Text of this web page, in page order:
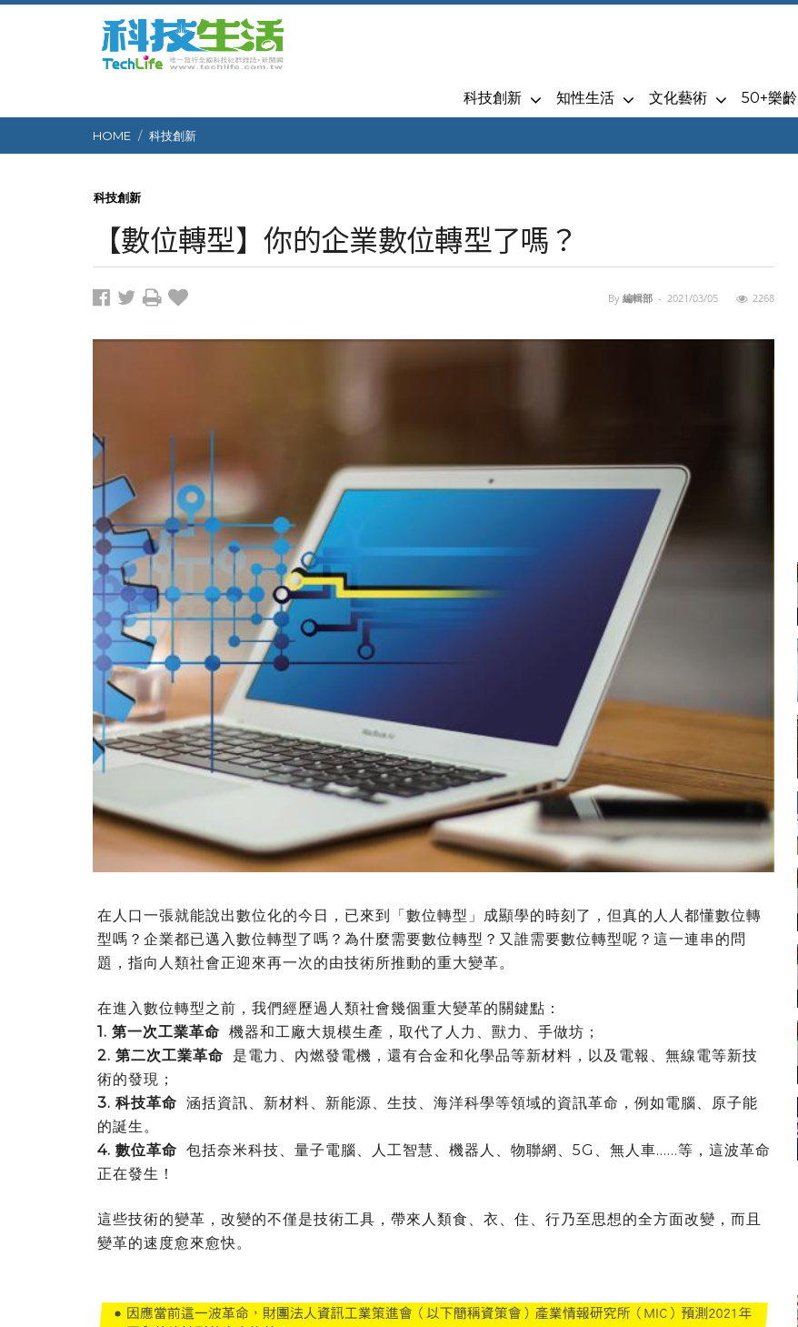
科技創新 知性生活 文化藝術 50+樂齡
HOME 科技創新
科技創新
【數位轉型】你的企業數位轉型了嗎？
By 編輯部 - 2021/03/05 2268
在人口一張就能說出數位化的今日，已來到「數位轉型」成顯學的時刻了，但真的人人都懂數位轉
型嗎？企業都已邁入數位轉型了嗎？為什麼需要數位轉型？又誰需要數位轉型呢？這一連串的問
題，指向人類社會正迎來再一次的由技術所推動的重大變革。
在進入數位轉型之前，我們經歷過人類社會幾個重大變革的關鍵點：
1. 第一次工業革命 機器和工廠大規模生產，取代了人力、獸力、手做坊；
2. 第二次工業革命 是電力、內燃發電機，還有合金和化學品等新材料，以及電報、無線電等新技
術的發現；
3. 科技革命 涵括資訊、新材料、新能源、生技、海洋科學等領域的資訊革命，例如電腦、原子能
的誕生。
4. 數位革命 包括奈米科技、量子電腦、人工智慧、機器人、物聯網、5G、無人車……等，這波革命
正在發生！
這些技術的變革，改變的不僅是技術工具，帶來人類食、衣、住、行乃至思想的全方面改變，而且
變革的速度愈來愈快。